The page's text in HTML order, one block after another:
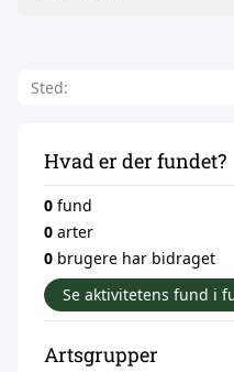
Sted:
Hvad er der fundet?
0 fund
0 arter
0 brugere har bidraget
Se aktivitetens fund i
Artsgrupper